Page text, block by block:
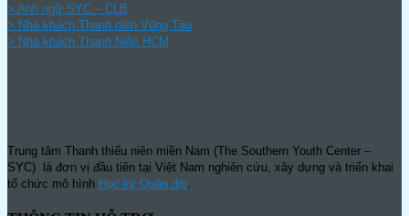
> Anh ngữ SYC – CLB
> Nhà khách Thanh niên Vũng Tàu
> Nhà khách Thanh Niên HCM
Trung tâm Thanh thiếu niên miền Nam (The Southern Youth Center –
SYC) là đơn vị đầu tiên tại Việt Nam nghiên cứu, xây dựng và triển khai
tổ chức mô hình Học kỳ Quân đội